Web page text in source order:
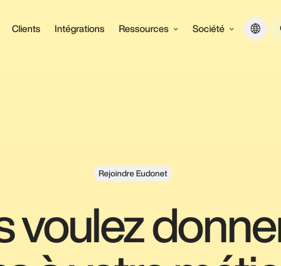
Clients Intégrations Ressources Société
Rejoindre Eudonet
voulez